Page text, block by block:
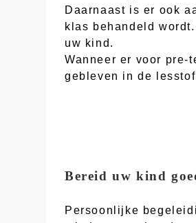
Daarnaast is er ook
klas behandeld
uw kind.
Wanneer er voor
gebleven in de
Bereid uw kind
Persoonlijke